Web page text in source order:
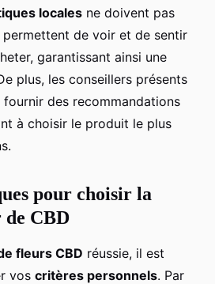
locales ne doivent pas
permettent de voir et de sentir
garantissant ainsi une
plus, les conseillers présents
des recommandations
à choisir le produit le plus
pour choisir la
CBD
fleurs CBD réussie, il est
vos critères personnels. Par